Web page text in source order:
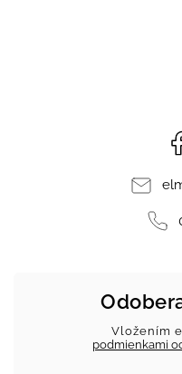
Vložením
podmienkami